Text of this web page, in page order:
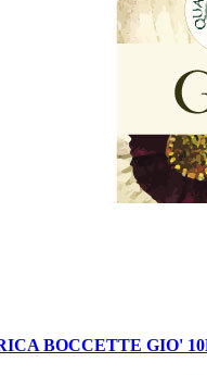
BOCCETTE GIO'